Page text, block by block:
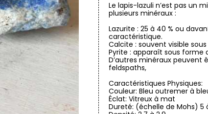
Le lapis-lazuli n’est pas un
plusieurs minéraux :
Lazurite : 25 à 40 % ou
caractéristique.
Calcite : souvent visible
Pyrite : apparaît sous forme
D’autres minéraux peuvent
feldspaths,
Caractéristiques Physiques:
Couleur: Bleu outremer à
Éclat: Vitreux à mat
Dureté: (échelle de Mohs) 5